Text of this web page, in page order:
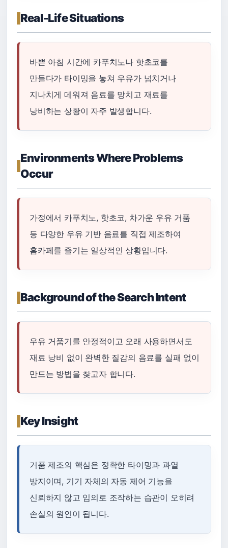
Real-Life Situations
바쁜 아침 시간에 카푸치노나 핫초코를
만들다가 타이밍을 놓쳐 우유가 넘치거나
지나치게 데워져 음료를 망치고 재료를
낭비하는 상황이 자주 발생합니다.
Environments Where Problems
Occur
가정에서 카푸치노, 핫초코, 차가운 우유 거품
등 다양한 우유 기반 음료를 직접 제조하여
홈카페를 즐기는 일상적인 상황입니다.
Background of the Search Intent
우유 거품기를 안정적이고 오래 사용하면서도
재료 낭비 없이 완벽한 질감의 음료를 실패 없이
만드는 방법을 찾고자 합니다.
Key Insight
거품 제조의 핵심은 정확한 타이밍과 과열
방지이며, 기기 자체의 자동 제어 기능을
신뢰하지 않고 임의로 조작하는 습관이 오히려
손실의 원인이 됩니다.